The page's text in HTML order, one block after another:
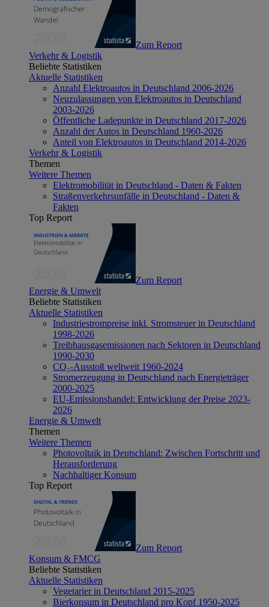
Zum Report
Verkehr & Logistik
Beliebte Statistiken
Aktuelle Statistiken
Anzahl Elektroautos in Deutschland 2006-2026
Neuzulassungen von Elektroautos in Deutschland
2003-2026
Öffentliche Ladepunkte in Deutschland 2017-2026
Anzahl der Autos in Deutschland 1960-2026
Anteil von Elektroautos in Deutschland 2014-2026
Verkehr & Logistik
Themen
Weitere Themen
Elektromobilität in Deutschland - Daten & Fakten
Straßenverkehrsunfälle in Deutschland - Daten &
Fakten
Top Report
Zum Report
Energie & Umwelt
Beliebte Statistiken
Aktuelle Statistiken
Industriestrompreise inkl. Stromsteuer in Deutschland
1998-2026
Treibhausgasemissionen nach Sektoren in Deutschland
1990-2030
CO₂-Ausstoß weltweit 1960-2024
Stromerzeugung in Deutschland nach Energieträger
2000-2025
EU-Emissionshandel: Entwicklung der Preise 2023-
2026
Energie & Umwelt
Themen
Weitere Themen
Photovoltaik in Deutschland: Zwischen Fortschritt und
Herausforderung
Nachhaltiger Konsum
Top Report
Zum Report
Konsum & FMCG
Beliebte Statistiken
Aktuelle Statistiken
Vegetarier in Deutschland 2015-2025
Bierkonsum in Deutschland pro Kopf 1950-2025